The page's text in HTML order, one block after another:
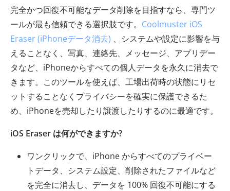
完全かつ回復不可能なデータ削除を目指すなら、専門ツ
ールが最も信頼できる選択肢です。 Coolmuster iOS
Eraser (iPhoneデータ消去) 、システムや設定に影響を与
えることなく、写真、連絡先、メッセージ、アプリデー
タなど、iPhoneからすべての個人データを永久に消去で
きます。このツールを使えば、工場出荷時の状態にリセ
ットすることなくプライバシーを確​​実に保護できるた
め、iPhoneを売却したり譲渡したりするのに最適です。
iOS Eraser は何ができますか?
ワンクリックで、iPhone からすべてのプライベー
トデータ、システム設定、削除されたファイルなど
を完全に消去し、データを 100% 回復不可能にする